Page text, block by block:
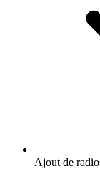
Ajout de